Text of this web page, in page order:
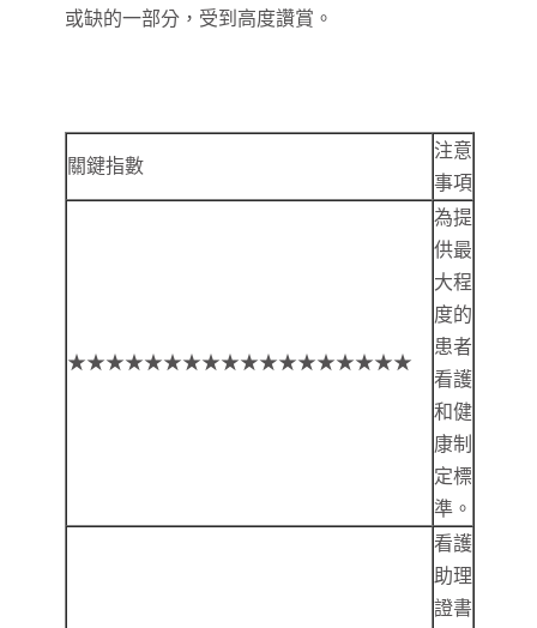
或缺的一部分，受到高度讚賞。
關鍵指數
注意
事項
★★★★★★★★★★★★★★★★★★
為提
供最
大程
度的
患者
看護
和健
康制
定標
準。
看護
助理
證書